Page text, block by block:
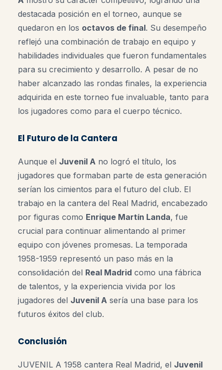
destacada posición en el torneo, aunque se
quedaron en los octavos de final. Su desempeño
reflejó una combinación de trabajo en equipo y
habilidades individuales que fueron fundamentales
para su crecimiento y desarrollo. A pesar de no
haber alcanzado las rondas finales, la experiencia
adquirida en este torneo fue invaluable, tanto para
los jugadores como para el cuerpo técnico.
El Futuro de la Cantera
Aunque el Juvenil A no logró el título, los
jugadores que formaban parte de esta generación
serían los cimientos para el futuro del club. El
trabajo en la cantera del Real Madrid, encabezado
por figuras como Enrique Martín Landa, fue
crucial para continuar alimentando al primer
equipo con jóvenes promesas. La temporada
1958-1959 representó un paso más en la
consolidación del Real Madrid como una fábrica
de talentos, y la experiencia vivida por los
jugadores del Juvenil A sería una base para los
futuros éxitos del club.
Conclusión
JUVENIL A 1958 cantera Real Madrid, el Juvenil